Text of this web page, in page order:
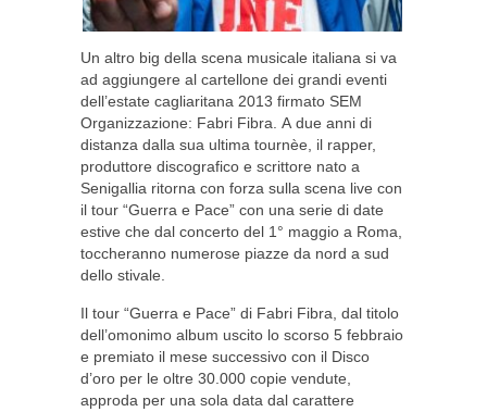
Un altro big della scena musicale italiana si va
ad aggiungere al cartellone dei grandi eventi
dell’estate cagliaritana 2013 firmato SEM
Organizzazione: Fabri Fibra. A due anni di
distanza dalla sua ultima tournèe, il rapper,
produttore discografico e scrittore nato a
Senigallia ritorna con forza sulla scena live con
il tour “Guerra e Pace” con una serie di date
estive che dal concerto del 1° maggio a Roma,
toccheranno numerose piazze da nord a sud
dello stivale.
Il tour “Guerra e Pace” di Fabri Fibra, dal titolo
dell’omonimo album uscito lo scorso 5 febbraio
e premiato il mese successivo con il Disco
d’oro per le oltre 30.000 copie vendute,
approda per una sola data dal carattere